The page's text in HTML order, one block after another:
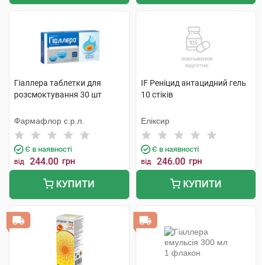
Гіаллера таблетки для
розсмоктування 30 шт
Фармафлор с.р.л.
Є в наявності
від 244.00 грн
КУПИТИ
IF Реніцид антацидний гель
10 стіків
Еліксир
Є в наявності
від 246.00 грн
КУПИТИ